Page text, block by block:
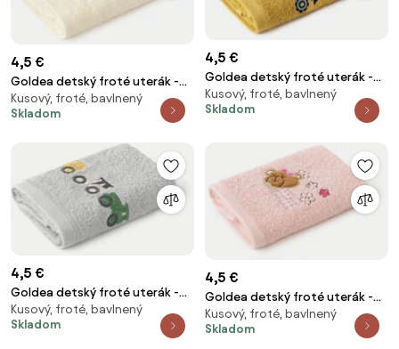
4,5 €
Goldea detský froté uterák -
čarovná víla na smotanovej 30
x 50 cm
Kusový, froté, bavlnený
Skladom
4,5 €
Goldea detský froté uterák -
bager na horčicovej 30 x 50 cm
Kusový, froté, bavlnený
Skladom
4,5 €
Goldea detský froté uterák -
farebné traktory na sivej 30 x
50 cm
Kusový, froté, bavlnený
Skladom
4,5 €
Goldea detský froté uterák -
medvedík na ružovej 30 x 50 cm
Kusový, froté, bavlnený
Skladom